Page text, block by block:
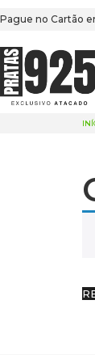
Pague no Cartão